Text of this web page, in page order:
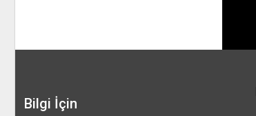
Bilgi İçin